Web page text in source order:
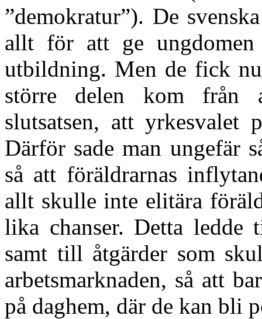
”demokratur”). De
allt för att ge
utbildning. Men de fick
större delen kom från
slutsatsen, att yrkesvalet
Därför sade man ungefär
så att föräldrarnas
allt skulle inte elitära
lika chanser. Detta
samt till åtgärder som
arbetsmarknaden, så att
på daghem, där de kan bli